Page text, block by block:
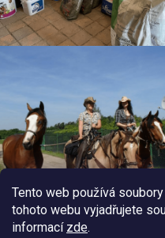
Tento web používá
tohoto webu vyjadřujete
informací zde.